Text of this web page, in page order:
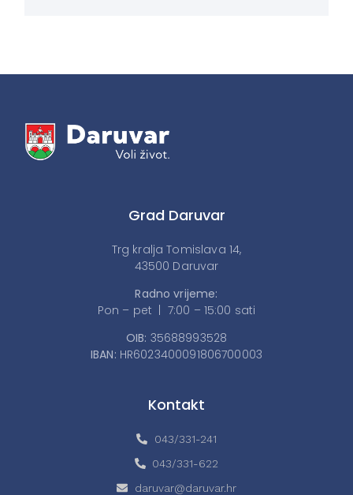
Grad Daruvar
Trg kralja Tomislava 14,
43500 Daruvar
Radno vrijeme:
Pon – pet | 7:00 – 15:00 sati
OIB: 35688993528
IBAN: HR6023400091806700003
Kontakt
043/331-241
043/331-622
daruvar@daruvar.hr